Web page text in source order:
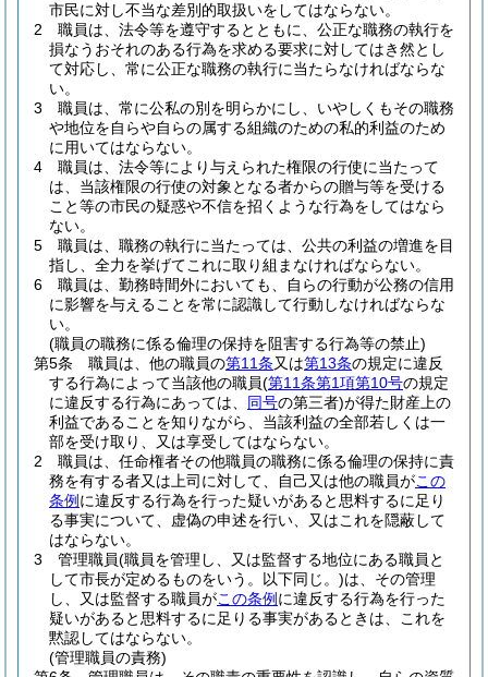
市民に対し不当な差別的取扱いをしてはならない。
2
職員は、法令等を遵守するとともに、公正な職務の執行を
損なうおそれのある行為を求める要求に対してはき然とし
て対応し、常に公正な職務の執行に当たらなければならな
い。
3
職員は、常に公私の別を明らかにし、いやしくもその職務
や地位を自らや自らの属する組織のための私的利益のため
に用いてはならない。
4
職員は、法令等により与えられた権限の行使に当たって
は、当該権限の行使の対象となる者からの贈与等を受ける
こと等の市民の疑惑や不信を招くような行為をしてはなら
ない。
5
職員は、職務の執行に当たっては、公共の利益の増進を目
指し、全力を挙げてこれに取り組まなければならない。
6
職員は、勤務時間外においても、自らの行動が公務の信用
に影響を与えることを常に認識して行動しなければならな
い。
(職員の職務に係る倫理の保持を阻害する行為等の禁止)
第5条
職員は、他の職員の第11条又は第13条の規定に違反
する行為によって当該他の職員(第11条第1項第10号の規定
に違反する行為にあっては、 同号の第三者)が得た財産上の
利益であることを知りながら、当該利益の全部若しくは一
部を受け取り、又は享受してはならない。
2
職員は、任命権者その他職員の職務に係る倫理の保持に責
務を有する者又は上司に対して、自己又は他の職員がこの
条例 に違反する行為を行った疑いがあると思料するに足り
る事実について、虚偽の申述を行い、又はこれを隠蔽して
はならない。
3
管理職員(職員を管理し、又は監督する地位にある職員と
して市長が定めるものをいう。以下同じ。)は、その管理
し、又は監督する職員がこの条例 に違反する行為を行った
疑いがあると思料するに足りる事実があるときは、これを
黙認してはならない。
(管理職員の責務)